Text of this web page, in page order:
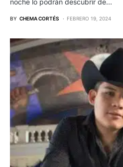
BY CHEMA CORTÉS FEBRERO 19, 2024